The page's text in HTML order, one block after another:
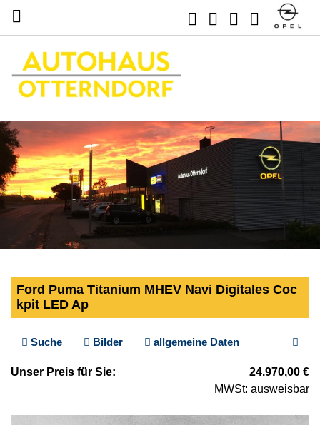
Ford Puma Titanium MHEV Navi Digitales Coc
kpit LED Ap
Suche Bilder allgemeine Daten
Unser Preis für Sie: 24.970,00 €
MWSt: ausweisbar